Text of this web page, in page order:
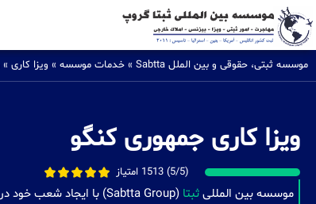
موسسه ثبتی، حقوقی و بین الملل Sabtta » خدمات موسسه » ویزا کاری »
ویزا کاری جمهوری کنگو
(5/5) 1513 امتیاز
موسسه بین المللیثبتا